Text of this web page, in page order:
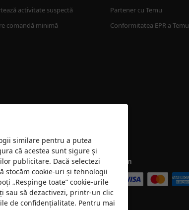
activitate suspectă
comandă minimă
Partener cu Temu
Conformitatea EPR a Temu
Acceptăm
similare pentru a putea
că acestea sunt sigure și
publicitare. Dacă selectezi
stocăm cookie-uri și tehnologii
„Respinge toate” cookie-urile
sau să dezactivezi, printr-un clic
de confidențialitate. Pentru mai